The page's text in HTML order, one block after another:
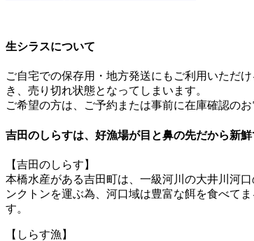
生シラスについて
ご自宅での保存用・地方発送にもご利用いただ
き、売り切れ状態となってしまいます。
ご希望の方は、ご予約または事前に在庫確認の
吉田のしらすは、好漁場が目と鼻の先だから新鮮
【吉田のしらす】
本橋水産がある吉田町は、一級河川の大井川河
ンクトンを運ぶ為、河口域は豊富な餌を食べて
す。
【しらす漁】